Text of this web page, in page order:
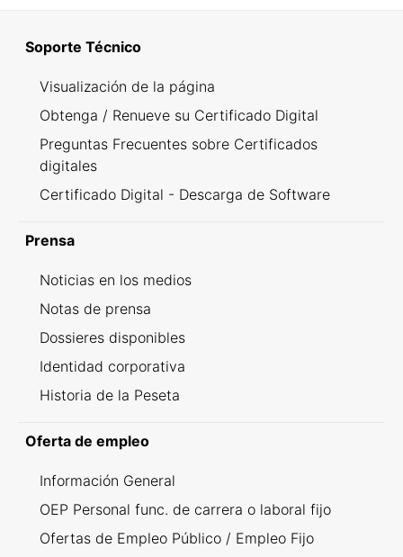
Soporte Técnico
Visualización de la página
Obtenga / Renueve su Certificado Digital
Preguntas Frecuentes sobre Certificados
digitales
Certificado Digital - Descarga de Software
Prensa
Noticias en los medios
Notas de prensa
Dossieres disponibles
Identidad corporativa
Historia de la Peseta
Oferta de empleo
Información General
OEP Personal func. de carrera o laboral fijo
Ofertas de Empleo Público / Empleo Fijo